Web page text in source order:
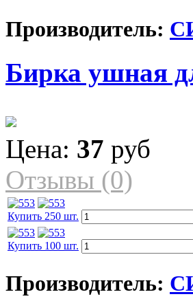
Производитель:
Бирка ушная
Цена: 37 руб
Отзывы (0)
Купить 250 шт.
Купить 100 шт.
Производитель: